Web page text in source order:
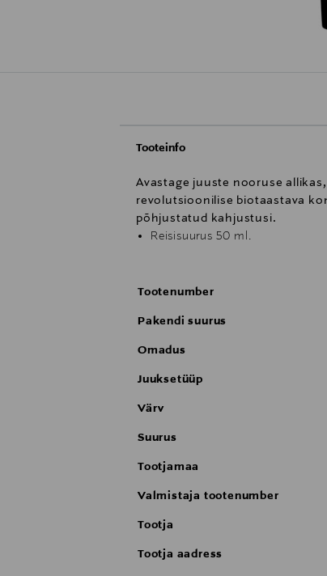
Tooteinfo
Avastage juuste nooruse
revolutsioonilise biotaastava
põhjustatud kahjustusi.
Reisisuurus 50 ml.
Tootenumber
Pakendi suurus
Omadus
Juuksetüüp
Värv
Suurus
Tootjamaa
Valmistaja tootenumber
Tootja
Tootja aadress